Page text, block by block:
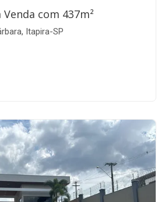
com 437m²
Itapira-SP